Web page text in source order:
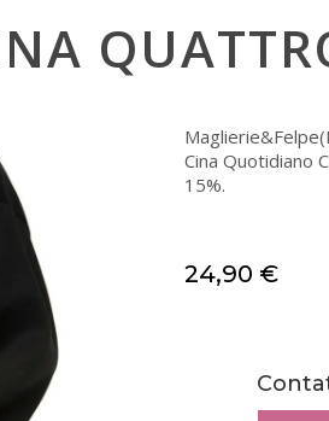
Cina Quotidiano
15%.
24,90 €